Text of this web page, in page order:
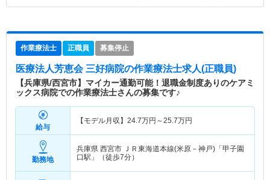
作業療法士 正職員 募集停止
医療法人芳恵会 三好病院の作業療法士求人(正職員)
【兵庫県/西宮市】マイカー通勤可能！退職金制度ありのケアミ
ックス病院での作業療法士さんの募集です♪
給与
【モデル月収】 24.7万円～25.7万円
勤務地
兵庫県 西宮市 ＪＲ東海道本線(米原－神戸)「甲子園
口駅」（徒歩7分）